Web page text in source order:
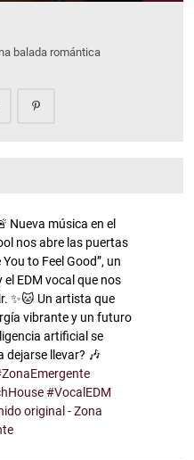
balada romántica
Nueva música en el
nos abre las puertas
to Feel Good”, un
EDM vocal que nos
✨🐱 Un artista que
vibrante y un futuro
artificial se
dejarse llevar? 🎶
#VocalEDM
original - Zona